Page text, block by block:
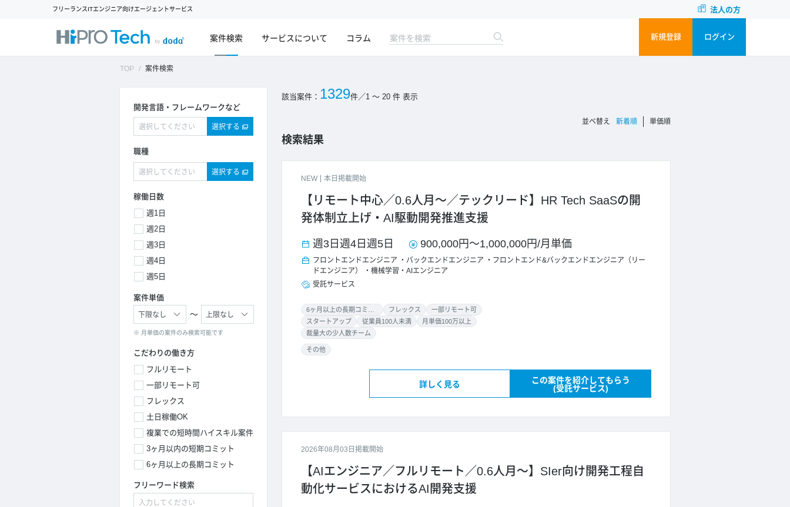
フリーランスITエンジニア向けエージェントサービス 法人の方
新規登録 ログイン
案件検索 サービスについて コラム
TOP 案件検索
開発言語・フレームワークなど
選択する
職種
選択する
稼働日数
週1日
週2日
週3日
週4日
週5日
案件単価
※ 月単価の案件のみ検索可能です
～
こだわりの働き方
フルリモート
一部リモート可
フレックス
土日稼働OK
複業での短時間ハイスキル案件
3ヶ月以内の短期コミット
6ヶ月以上の長期コミット
フリーワード検索
該当案件： 1329件／1 ～ 20 件 表示
並ベ替え 新着順 単価順
検索結果
NEW 本日掲載開始
【リモート中心／0.6人月～／テックリード】HR Tech SaaSの開
発体制立上げ・AI駆動開発推進支援
週3日 週4日 週5日 900,000円 ～1,000,000円/月単価
フロントエンドエンジニア バックエンドエンジニア
フロントエンド&バックエンドエンジニア（リー
ドエンジニア）
機械学習・AIエンジニア
受託サービス
フレックス
一部リモート可
スタートアップ
従業員100人未満
月単価100万以上
裁量大の少人数チーム
その他
詳しく見る
この案件を紹介してもらう
(受託サービス)
2026年08月03日掲載開始
【AIエンジニア／フルリモート／0.6人月～】SIer向け開発工程自
動化サービスにおけるAI開発支援